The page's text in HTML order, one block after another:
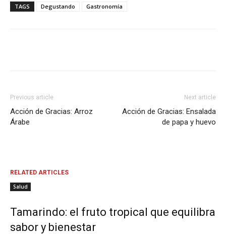
TAGS Degustando Gastronomía
Previous article
Acción de Gracias: Arroz
Árabe
Next article
Acción de Gracias: Ensalada
de papa y huevo
RELATED ARTICLES
Salud
Tamarindo: el fruto tropical que equilibra
sabor y bienestar